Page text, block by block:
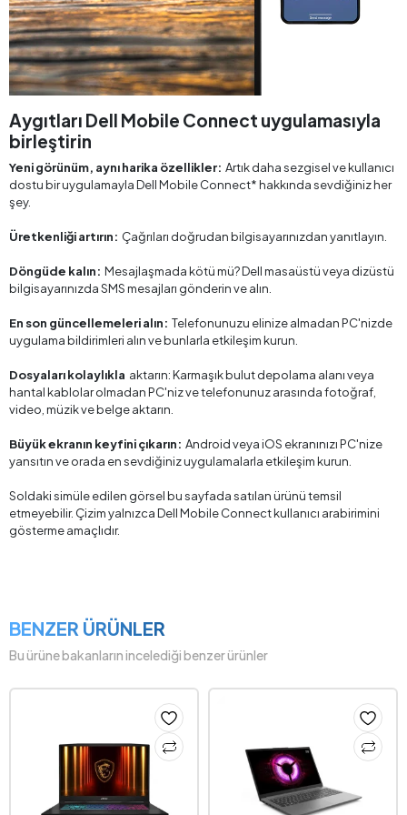
Aygıtları Dell Mobile Connect uygulamasıyla
birleştirin
Yeni görünüm, aynı harika özellikler: Artık daha sezgisel ve kullanıcı
dostu bir uygulamayla Dell Mobile Connect* hakkında sevdiğiniz her
şey.
Üretkenliği artırın: Çağrıları doğrudan bilgisayarınızdan yanıtlayın.
Döngüde kalın: Mesajlaşmada kötü mü? Dell masaüstü veya dizüstü
bilgisayarınızda SMS mesajları gönderin ve alın.
En son güncellemeleri alın: Telefonunuzu elinize almadan PC'nizde
uygulama bildirimleri alın ve bunlarla etkileşim kurun.
Dosyaları kolaylıkla aktarın: Karmaşık bulut depolama alanı veya
hantal kablolar olmadan PC'niz ve telefonunuz arasında fotoğraf,
video, müzik ve belge aktarın.
Büyük ekranın keyfini çıkarın: Android veya iOS ekranınızı PC'nize
yansıtın ve orada en sevdiğiniz uygulamalarla etkileşim kurun.
Soldaki simüle edilen görsel bu sayfada satılan ürünü temsil
etmeyebilir. Çizim yalnızca Dell Mobile Connect kullanıcı arabirimini
gösterme amaçlıdır.
BENZER ÜRÜNLER
Bu ürüne bakanların incelediği benzer ürünler